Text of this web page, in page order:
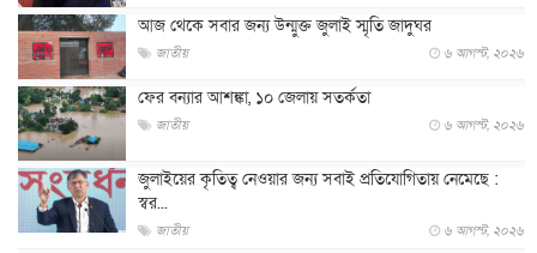
আজ থেকে সবার জন্য উন্মুক্ত জুলাই স্মৃতি জাদুঘর
জাতীয় ৬ আগস্ট, ২০২৬
ফের বন্যার আশঙ্কা, ১০ জেলায় সতর্কতা
জাতীয় ৬ আগস্ট, ২০২৬
জুলাইয়ের কৃতিত্ব নেওয়ার জন্য সবাই প্রতিযোগিতায় নেমেছে :
স্বর...
জাতীয় ৬ আগস্ট, ২০২৬